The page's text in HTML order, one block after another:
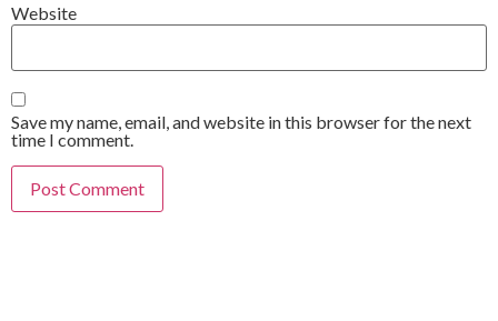
Website
Save my name, email, and website in this browser for the next
time I comment.